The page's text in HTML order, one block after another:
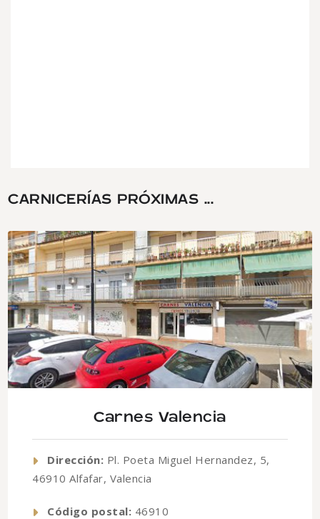
CARNICERÍAS PRÓXIMAS ...
Carnes Valencia
Dirección: Pl. Poeta Miguel Hernandez, 5,
46910 Alfafar, Valencia
Código postal: 46910